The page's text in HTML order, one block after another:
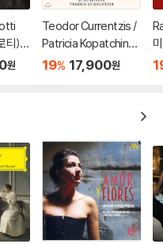
티) -
마
원
Teodor Currentzis /
Patricia Kopatchinsk
aja 차이코프스키: 바이
19% 17,900원